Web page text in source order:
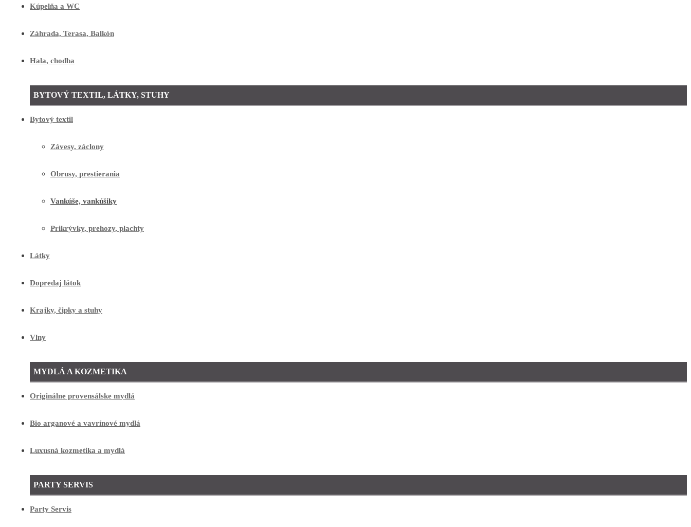
Kúpelňa a WC
Záhrada, Terasa, Balkón
Hala, chodba
BYTOVÝ TEXTIL, LÁTKY, STUHY
Bytový textil
Závesy, záclony
Obrusy, prestierania
Vankúše, vankúšiky
Prikrývky, prehozy, plachty
Látky
Dopredaj látok
Krajky, čipky a stuhy
Vlny
MYDLÁ A KOZMETIKA
Originálne provensálske mydlá
Bio arganové a vavrínové mydlá
Luxusná kozmetika a mydlá
PARTY SERVIS
Party Servis